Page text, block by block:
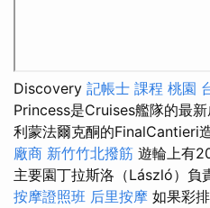
Discovery 記帳士 課程 桃園
Princess是Cruises艦隊的最
利蒙法爾克酮的FinalCantieri
廠商 新竹竹北撥筋 遊輪上有
主要園丁拉斯洛（László）負
按摩證照班 后里按摩 如果彩